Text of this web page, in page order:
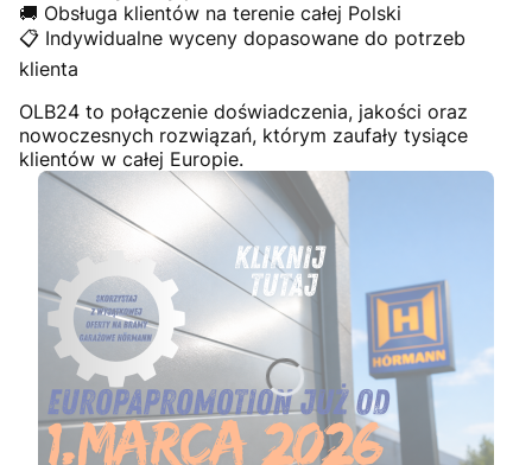
🚚 Obsługa klientów na terenie całej Polski
📋 Indywidualne wyceny dopasowane do potrzeb
klienta
OLB24 to połączenie doświadczenia, jakości oraz
nowoczesnych rozwiązań, którym zaufały tysiące
klientów w całej Europie.